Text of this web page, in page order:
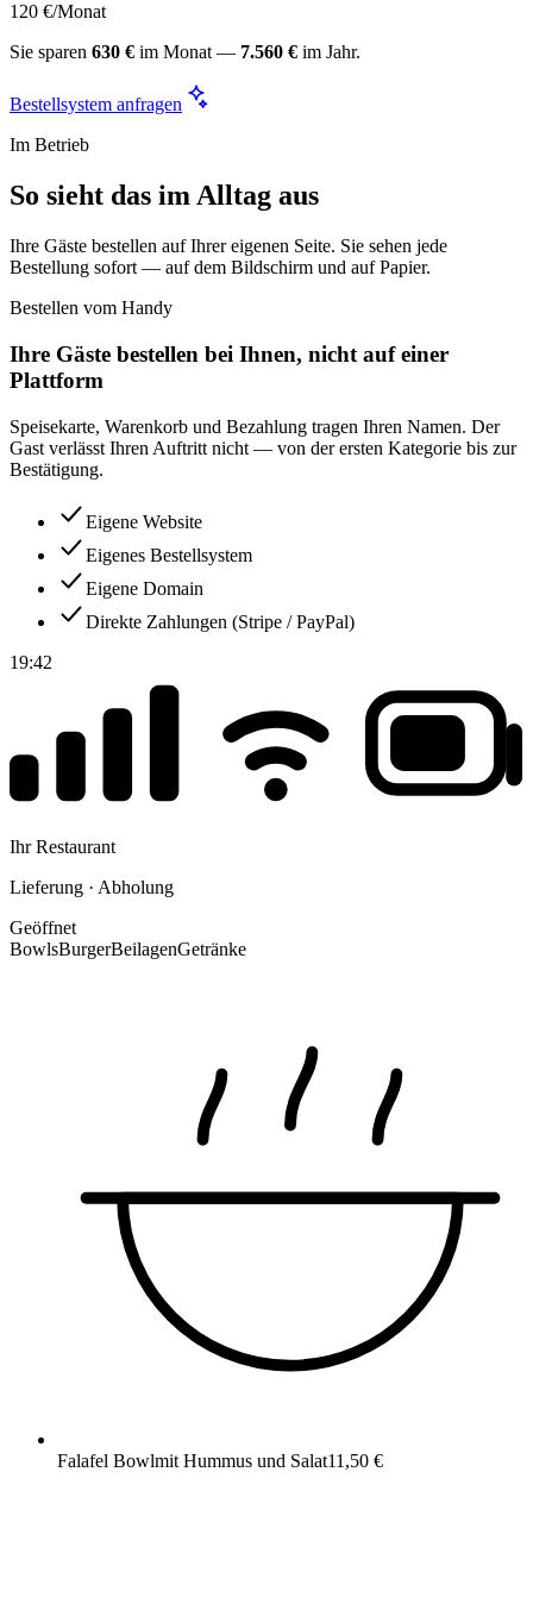
120 €/Monat
Sie sparen 630 € im Monat — 7.560 € im Jahr.
Bestellsystem anfragen
Im Betrieb
So sieht das im Alltag aus
Ihre Gäste bestellen auf Ihrer eigenen Seite. Sie sehen jede
Bestellung sofort — auf dem Bildschirm und auf Papier.
Bestellen vom Handy
Ihre Gäste bestellen bei Ihnen, nicht auf einer
Plattform
Speisekarte, Warenkorb und Bezahlung tragen Ihren Namen. Der
Gast verlässt Ihren Auftritt nicht — von der ersten Kategorie bis zur
Bestätigung.
Eigene Website
Eigenes Bestellsystem
Eigene Domain
Direkte Zahlungen (Stripe / PayPal)
19:42
Ihr Restaurant
Lieferung · Abholung
Geöffnet
BowlsBurgerBeilagenGetränke
Falafel Bowlmit Hummus und Salat11,50 €